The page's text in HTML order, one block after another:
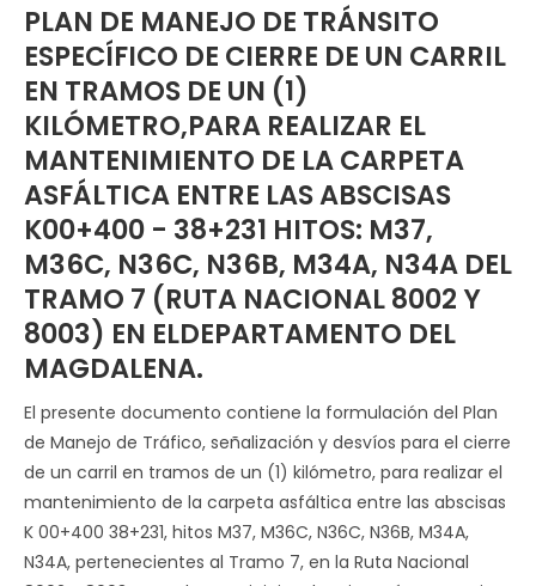
PLAN DE MANEJO DE TRÁNSITO
ESPECÍFICO DE CIERRE DE UN CARRIL
EN TRAMOS DE UN (1)
KILÓMETRO,PARA REALIZAR EL
MANTENIMIENTO DE LA CARPETA
ASFÁLTICA ENTRE LAS ABSCISAS
K00+400 - 38+231 HITOS: M37,
M36C, N36C, N36B, M34A, N34A DEL
TRAMO 7 (RUTA NACIONAL 8002 Y
8003) EN ELDEPARTAMENTO DEL
MAGDALENA.
El presente documento contiene la formulación del Plan
de Manejo de Tráfico, señalización y desvíos para el cierre
de un carril en tramos de un (1) kilómetro, para realizar el
mantenimiento de la carpeta asfáltica entre las abscisas
K 00+400 38+231, hitos M37, M36C, N36C, N36B, M34A,
N34A, pertenecientes al Tramo 7, en la Ruta Nacional